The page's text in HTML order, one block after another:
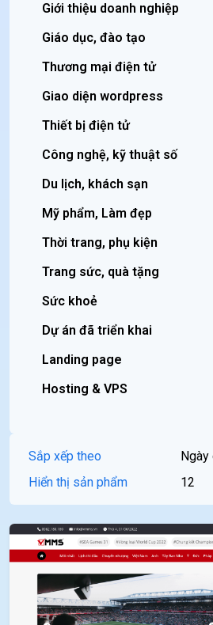
Giới thiệu doanh nghiệp
Giáo dục, đào tạo
Thương mại điện tử
Giao diện wordpress
Thiết bị điện tử
Công nghệ, kỹ thuật số
Du lịch, khách sạn
Mỹ phẩm, Làm đẹp
Thời trang, phụ kiện
Trang sức, quà tặng
Sức khoẻ
Dự án đã triển khai
Landing page
Hosting & VPS
Sắp xếp theo
Hiển thị sản phẩm